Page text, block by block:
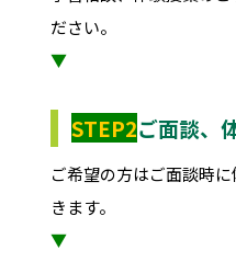
ださい。
▼
STEP2ご面談、
ご希望の方はご面談時
きます。
▼